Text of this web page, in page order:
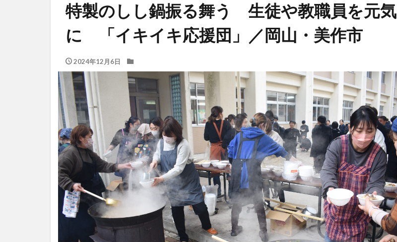
特製のしし鍋振る舞う 生徒や教職員を元気
に 「イキイキ応援団」／岡山・美作市
2024年12月6日